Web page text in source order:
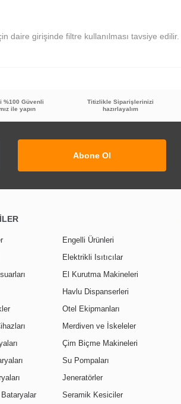
daire girişinde filtre kullanılması tavsiye edilir.
Bu ürüne ilk yorumu siz yapın!
Yorum Yaz
%100 Güvenli
ile yapın
Titizlikle Siparişlerinizi
hazırlayalım
Abone Ol
Engelli Ürünleri
Elektrikli Isıtıcılar
El Kurutma Makineleri
Havlu Dispanserleri
Otel Ekipmanları
Merdiven ve İskeleler
Çim Biçme Makineleri
Su Pompaları
Jeneratörler
Seramik Kesiciler